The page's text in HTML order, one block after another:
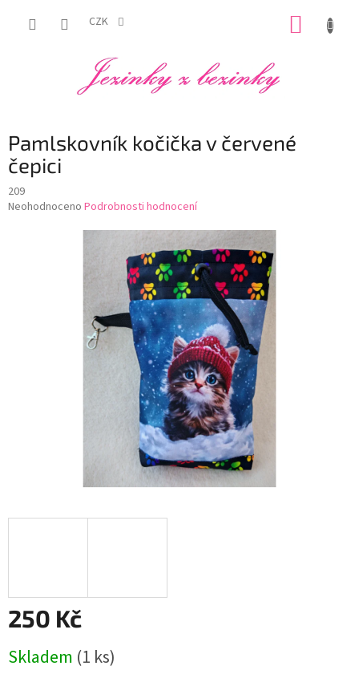
CZK
Pamlskovník kočička v červené
čepici
209
Průměrné
Neohodnoceno Podrobnosti hodnocení
250 Kč
cena:
Skladem (1 ks)